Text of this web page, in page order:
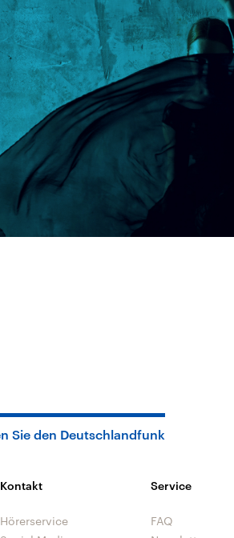
Sie den Deutschlandfunk
Kontakt
Hörerservice
Service
FAQ